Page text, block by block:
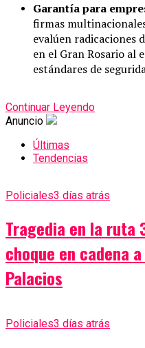
Garantía para
firmas
evalúen radicaciones
en el Gran Rosario al
estándares de
Continuar Leyendo
Anuncio
Últimas
Tendencias
Policiales3 días atrás
Tragedia en la ruta
choque en cadena
Palacios
Policiales3 días atrás